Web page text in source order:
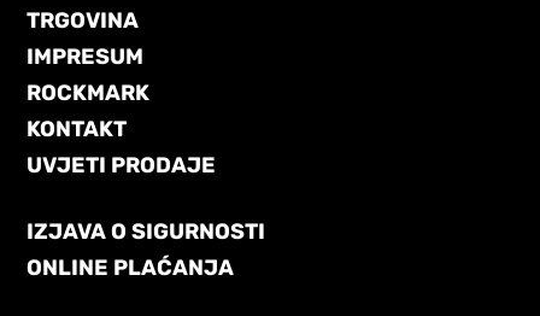
TRGOVINA
IMPRESUM
ROCKMARK
KONTAKT
UVJETI PRODAJE
IZJAVA O SIGURNOSTI
ONLINE PLAĆANJA